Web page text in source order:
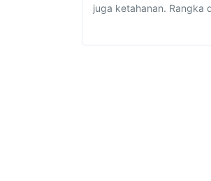
juga ketahanan. Rangka